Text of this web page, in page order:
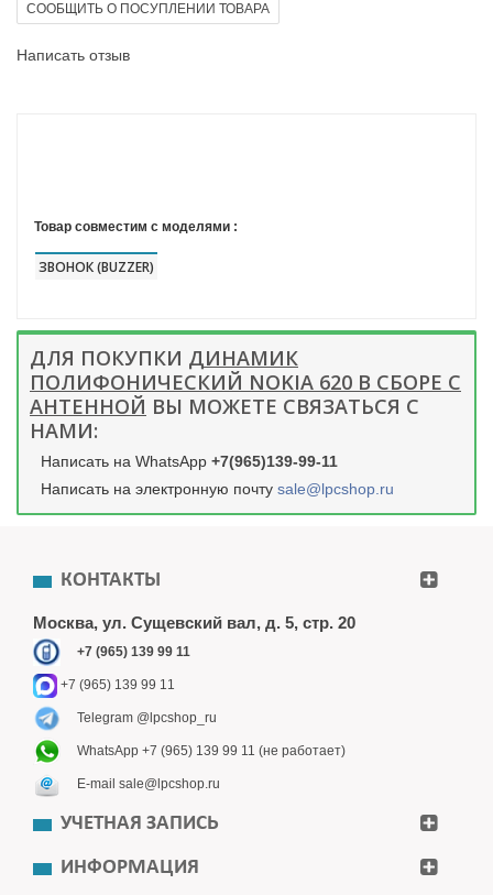
СООБЩИТЬ О ПОСУПЛЕНИИ ТОВАРА
Написать отзыв
Товар совместим с моделями :
ЗВОНОК (BUZZER)
ДЛЯ ПОКУПКИ ДИНАМИК
ПОЛИФОНИЧЕСКИЙ NOKIA 620 В СБОРЕ С
АНТЕННОЙ ВЫ МОЖЕТЕ СВЯЗАТЬСЯ С
НАМИ:
Написать на WhatsApp +7(965)139-99-11
Написать на электронную почту sale@lpcshop.ru
КОНТАКТЫ
Москва, ул. Сущевский вал, д. 5, стр. 20
+7 (965) 139 99 11
+7 (965) 139 99 11
Telegram @lpcshop_ru
WhatsApp +7 (965) 139 99 11 (не работает)
E-mail sale@lpcshop.ru
УЧЕТНАЯ ЗАПИСЬ
ИНФОРМАЦИЯ